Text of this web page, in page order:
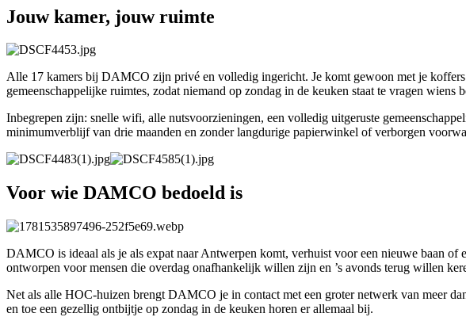
Jouw kamer, jouw ruimte
Alle 17 kamers bij DAMCO zijn privé en volledig ingericht. Je komt gewoon met je
gemeenschappelijke ruimtes, zodat niemand op zondag in de keuken staat te vragen wiens
Inbegrepen zijn: snelle wifi, alle nutsvoorzieningen, een volledig uitgeruste
minimumverblijf van drie maanden en zonder langdurige papierwinkel of verborgen
Voor wie DAMCO bedoeld is
DAMCO is ideaal als je als expat naar Antwerpen komt, verhuist voor een nieuwe baan
ontworpen voor mensen die overdag onafhankelijk willen zijn en ’s avonds terug willen
Net als alle HOC-huizen brengt DAMCO je in contact met een groter netwerk van meer
en toe een gezellig ontbijtje op zondag in de keuken horen er allemaal bij.